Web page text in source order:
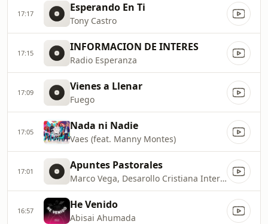
17:17 Esperando En Ti
Tony Castro
17:15 INFORMACION DE INTERES
Radio Esperanza
17:09 Vienes a Llenar
Fuego
17:05 Nada ni Nadie
Vaes (feat. Manny Montes)
17:01 Apuntes Pastorales
Marco Vega, Desarollo Cristiana Internacional
16:57 He Venido
Abisai Ahumada